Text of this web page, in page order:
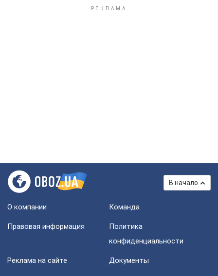
В начало
О компании Команда
Правовая информация
Политика
конфиденциальности
Реклама на сайте Документы